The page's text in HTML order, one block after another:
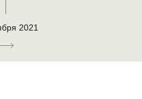
2021